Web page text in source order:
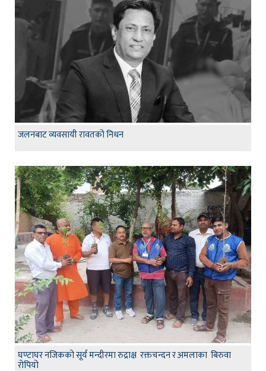
जलनबाट व्यवसायी रावतको निधन
घण्टाघर नजिकको सूर्य मन्दीरमा रुद्राक्ष रक्तचन्दन र अमलाका बिरुवा
रोपियो